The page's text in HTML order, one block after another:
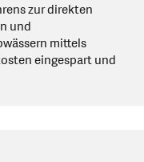
zur direkten
und
mittels
eingespart und